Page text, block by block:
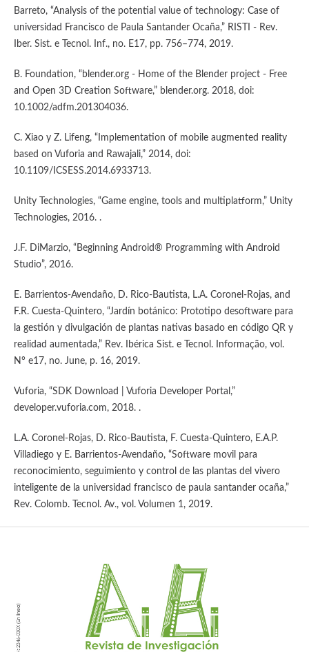
Barreto, “Analysis of the potential value of technology: Case of
universidad Francisco de Paula Santander Ocaña,” RISTI - Rev.
Iber. Sist. e Tecnol. Inf., no. E17, pp. 756–774, 2019.
B. Foundation, “blender.org - Home of the Blender project - Free
and Open 3D Creation Software,” blender.org. 2018, doi:
10.1002/adfm.201304036.
C. Xiao y Z. Lifeng, “Implementation of mobile augmented reality
based on Vuforia and Rawajali,” 2014, doi:
10.1109/ICSESS.2014.6933713.
Unity Technologies, “Game engine, tools and multiplatform,” Unity
Technologies, 2016. .
J.F. DiMarzio, “Beginning Android® Programming with Android
Studio”, 2016.
E. Barrientos-Avendaño, D. Rico-Bautista, L.A. Coronel-Rojas, and
F.R. Cuesta-Quintero, “Jardín botánico: Prototipo desoftware para
la gestión y divulgación de plantas nativas basado en código QR y
realidad aumentada,” Rev. Ibérica Sist. e Tecnol. Informação, vol.
N° e17, no. June, p. 16, 2019.
Vuforia, “SDK Download | Vuforia Developer Portal,”
developer.vuforia.com, 2018. .
L.A. Coronel-Rojas, D. Rico-Bautista, F. Cuesta-Quintero, E.A.P.
Villadiego y E. Barrientos-Avendaño, “Software movil para
reconocimiento, seguimiento y control de las plantas del vivero
inteligente de la universidad francisco de paula santander ocaña,”
Rev. Colomb. Tecnol. Av., vol. Volumen 1, 2019.